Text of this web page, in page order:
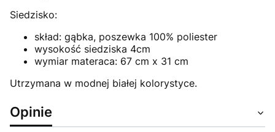
Siedzisko:
skład: gąbka, poszewka 100% poliester
wysokość siedziska 4cm
wymiar materaca: 67 cm x 31 cm
Utrzymana w modnej białej kolorystyce.
Opinie